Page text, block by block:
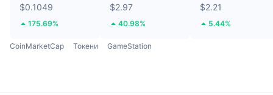
$0.1049
175.69%
$2.97
40.98%
$2.21
5.44%
CoinMarketCap Токени GameStation